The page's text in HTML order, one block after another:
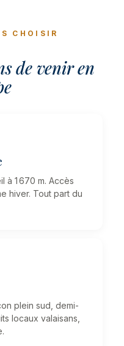
CHOISIR
de venir en
à 1 670 m. Accès
hiver. Tout part du
plein sud, demi-
locaux valaisans,